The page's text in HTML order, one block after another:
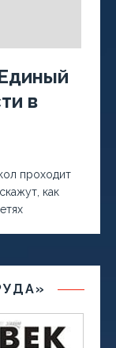
в
проходит
как